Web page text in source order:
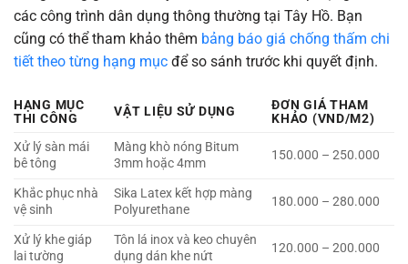
các công trình dân dụng thông thường tại Tây Hồ. Bạn
cũng có thể tham khảo thêm bảng báo giá chống thấm chi
tiết theo từng hạng mục để so sánh trước khi quyết định.
HẠNG MỤC
THI CÔNG
VẬT LIỆU SỬ DỤNG
ĐƠN GIÁ THAM
KHẢO (VND/M2)
Xử lý sàn mái
bê tông
Màng khò nóng Bitum
3mm hoặc 4mm
150.000 – 250.000
Khắc phục nhà
vệ sinh
Sika Latex kết hợp màng
Polyurethane
180.000 – 280.000
Xử lý khe giáp
lai tường
Tôn lá inox và keo chuyên
dụng dán khe nứt
120.000 – 200.000